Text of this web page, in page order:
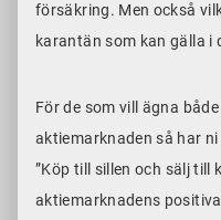
försäkring. Men också
karantän som kan gälla i
För de som vill ägna
aktiemarknaden så har
”Köp till sillen och sälj till
aktiemarknadens